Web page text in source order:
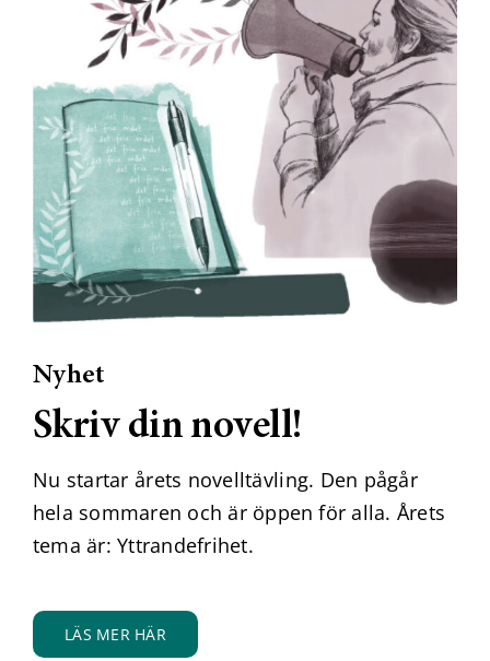
Nyhet
Skriv din novell!
Nu startar årets novelltävling. Den pågår
hela sommaren och är öppen för alla. Årets
tema är: Yttrandefrihet.
LÄS MER HÄR